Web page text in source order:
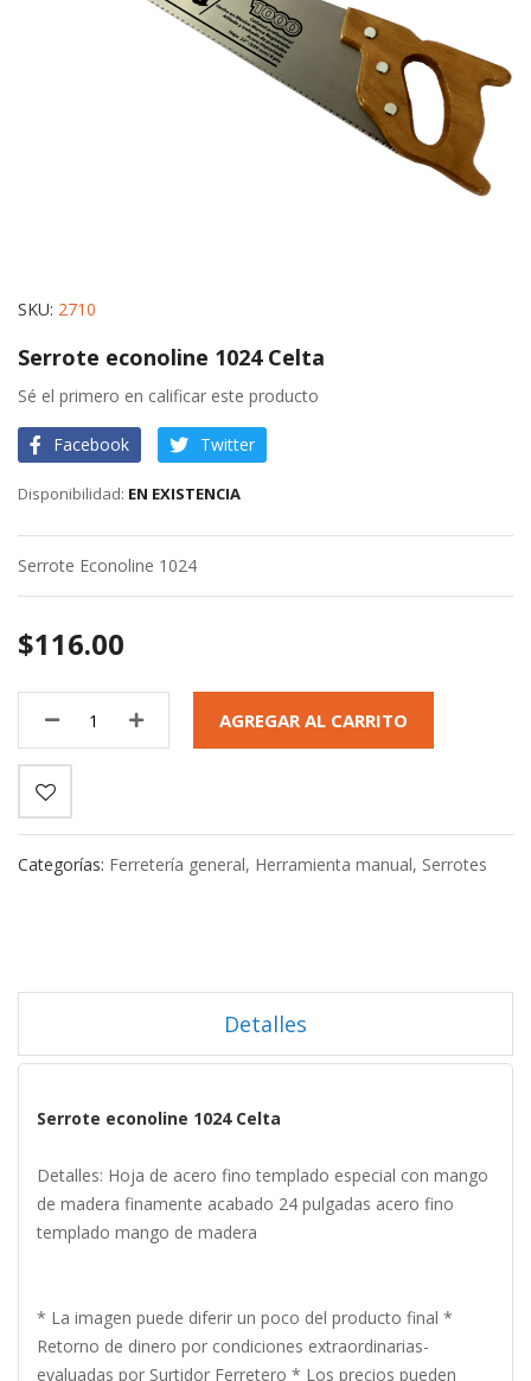
Skip
the
beginning
of
the
gallery
SKU 2710
Serrote econoline 1024 Celta
Sé el primero en calificar este producto
Facebook Twitter
EN EXISTENCIA
Serrote Econoline 1024
$116.00
AGREGAR AL CARRITO
Categorías: Ferretería general, Herramienta manual, Serrotes
Detalles
Serrote econoline 1024 Celta
Detalles: Hoja de acero fino templado especial con mango
de madera finamente acabado 24 pulgadas acero fino
templado mango de madera
* La imagen puede diferir un poco del producto final *
Retorno de dinero por condiciones extraordinarias-
evaluadas por Surtidor Ferretero * Los precios pueden